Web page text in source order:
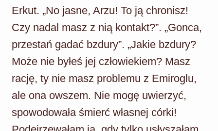
Erkut. „No jasne, Arzu! To ją chronisz!
Czy nadal masz z nią kontakt?”. „Gonca,
przestań gadać bzdury”. „Jakie bzdury?
Może nie byłeś jej człowiekiem? Masz
rację, ty nie masz problemu z Emiroglu,
ale ona owszem. Nie mogę uwierzyć,
spowodowała śmierć własnej córki!